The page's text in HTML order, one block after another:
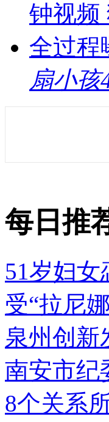
扇小孩
每日推
51岁妇
受“拉尼
泉州创新
南安市纪
8个关系